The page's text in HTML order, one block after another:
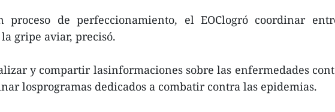
proceso de perfeccionamiento, el EOClogró coordinar
gripe aviar, precisó.
y compartir lasinformaciones sobre las enfermedades
losprogramas dedicados a combatir contra las epidemias.